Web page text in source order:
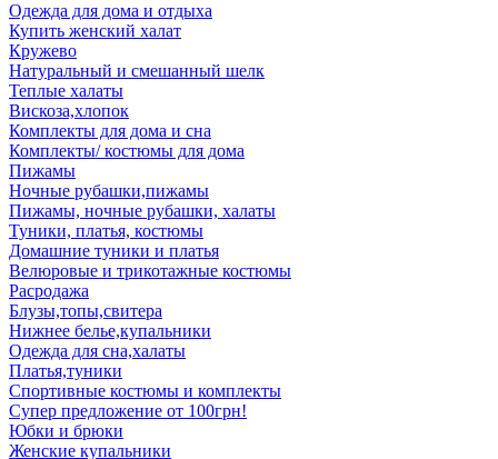
Одежда для дома и отдыха
Купить женский халат
Кружево
Натуральный и смешанный шелк
Теплые халаты
Вискоза,хлопок
Комплекты для дома и сна
Комплекты/ костюмы для дома
Пижамы
Ночные рубашки,пижамы
Пижамы, ночные рубашки, халаты
Туники, платья, костюмы
Домашние туники и платья
Велюровые и трикотажные костюмы
Расродажа
Блузы,топы,свитера
Нижнее белье,купальники
Одежда для сна,халаты
Платья,туники
Спортивные костюмы и комплекты
Супер предложение от 100грн!
Юбки и брюки
Женские купальники